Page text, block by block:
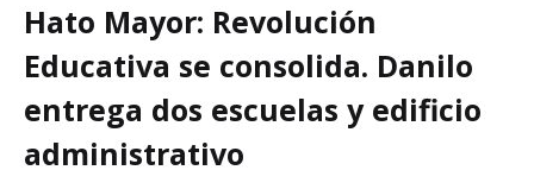
Hato Mayor: Revolución
Educativa se consolida. Danilo
entrega dos escuelas y edificio
administrativo